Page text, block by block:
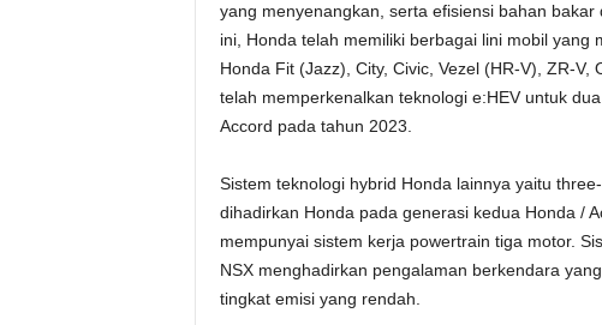
yang menyenangkan, serta efisiensi bahan
ini, Honda telah memiliki berbagai lini mobil yang
Honda Fit (Jazz), City, Civic, Vezel (HR-V), ZR-
telah memperkenalkan teknologi e:HEV untuk
Accord pada tahun 2023.
Sistem teknologi hybrid Honda lainnya yaitu
dihadirkan Honda pada generasi kedua Honda /
mempunyai sistem kerja powertrain tiga motor.
NSX menghadirkan pengalaman berkendara
tingkat emisi yang rendah.